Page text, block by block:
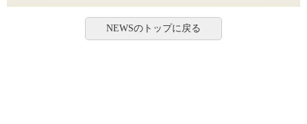
NEWSのトップに戻る